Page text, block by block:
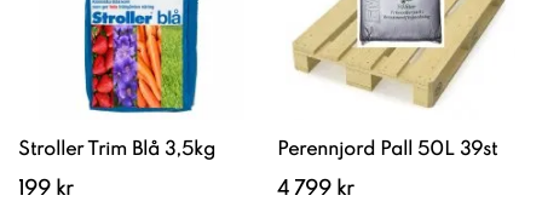
Stroller Trim Blå 3,5kg
199 kr
Perennjord Pall 50L 39st
4 799 kr